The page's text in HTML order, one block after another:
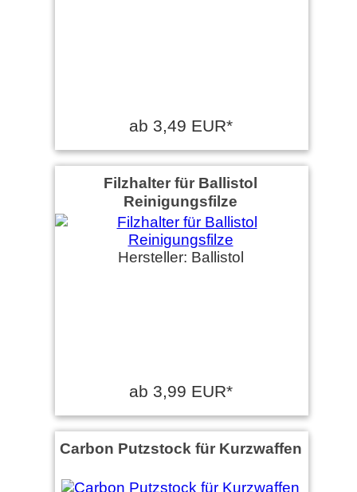
ab 3,49 EUR*
Filzhalter für Ballistol
Reinigungsfilze
Hersteller: Ballistol
ab 3,99 EUR*
Carbon Putzstock für Kurzwaffen